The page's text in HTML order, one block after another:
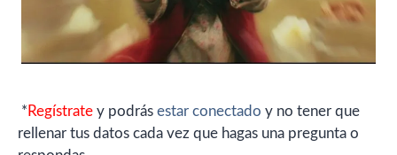
* Regístrate y podrás estar conectado y no tener que
rellenar tus datos cada vez que hagas una pregunta o